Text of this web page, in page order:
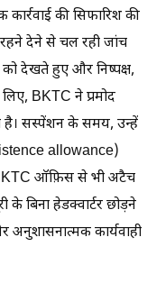
की सिफारिश की
देने से चल रही जांच
को देखते हुए और निष्पक्ष,
लिए, BKTC ने प्रमोद
है। सस्पेंशन के समय, उन्हें
allowance)
ऑफ़िस से भी अटैच
के बिना हेडक्वार्टर छोड़ने
कार्यवाही